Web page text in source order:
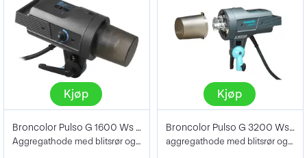
Kjøp
Broncolor Pulso G 1600 Ws komplett
Aggregathode med blitsrør og besk.glass
Kjøp
Broncolor Pulso G 3200 Ws komplett
aggregathode med blitsrør og besk.glass